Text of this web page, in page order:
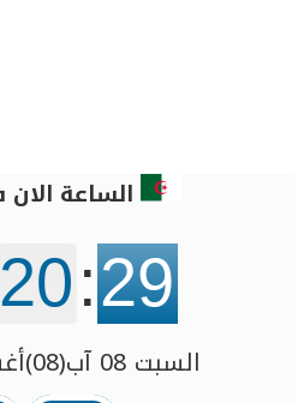
الساعة
20:29
السبت 08 آب(08)أغسطس 2026